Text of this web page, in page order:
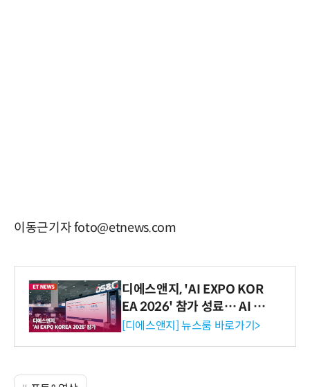
이동근기자 foto@etnews.com
디에스앤지, 'AI EXPO KOR
EA 2026' 참가 성료… AI 전
생애주기 아우르는 통합 솔루
[디에스앤지] 뉴스룸 바로가기>